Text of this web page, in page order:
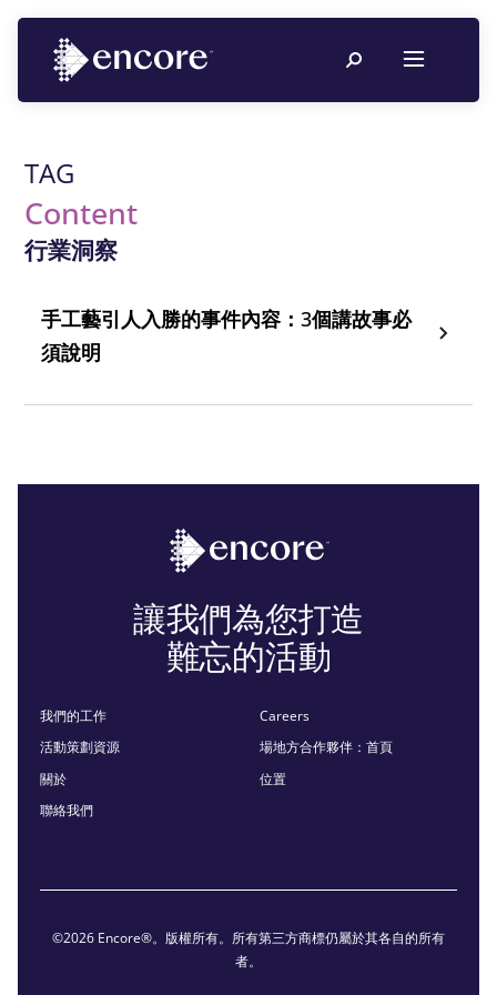
TAG
Content
行業洞察
手工藝引人入勝的事件內容：3個講故事必
須說明
讓我們為您打造
難忘的活動
我們的工作
活動策劃資源
關於
聯絡我們
Careers
場地方合作夥伴：首頁
位置
©2026 Encore®。版權所有。所有第三方商標仍屬於其各自的所有
者。